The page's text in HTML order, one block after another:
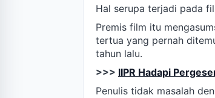
Hal serupa terjadi pada
Premis film itu
tertua yang pernah
tahun lalu.
>>> IIPR Hadapi
Penulis tidak masalah